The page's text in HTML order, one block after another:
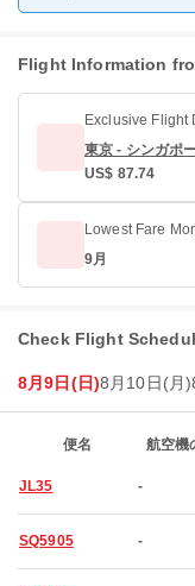
Flight Information
Exclusive Flight
東京 - シンガポ
US$ 87.74
Lowest Fare
9月
Check Flight
8月9日(日)8月10日(月)
便名 航空機
JL35 -
SQ5905 -